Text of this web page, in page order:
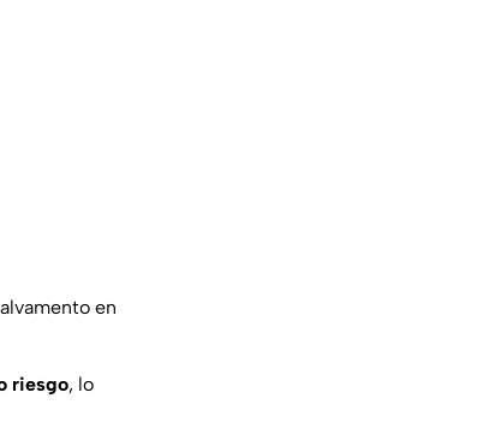
en
riesgo, lo